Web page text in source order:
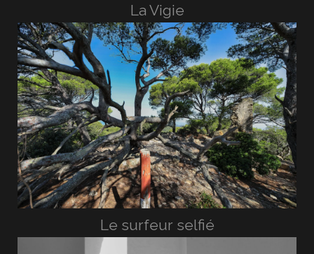
La Vigie
Le surfeur selfié